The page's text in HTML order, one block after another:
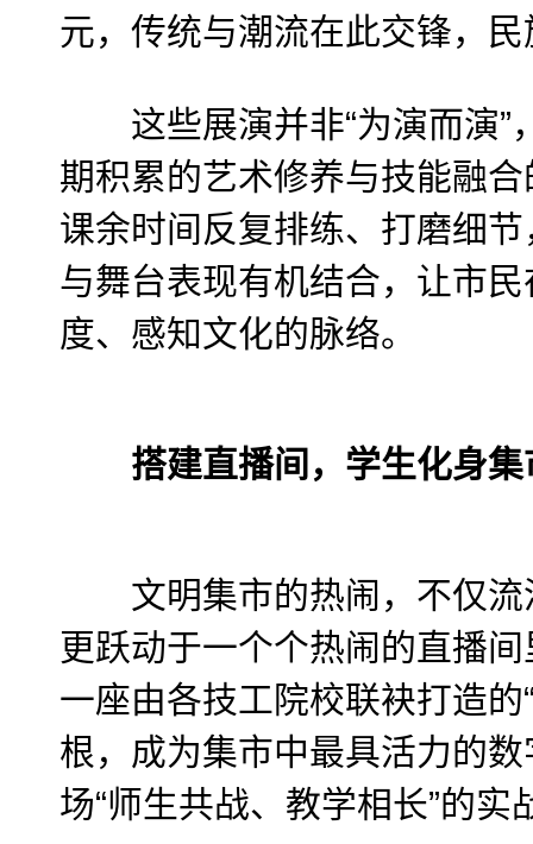
元，传统与潮流在此交锋，
这些展演并非“为演而演”
期积累的艺术修养与技能融
课余时间反复排练、打磨细
与舞台表现有机结合，让市
度、感知文化的脉络。
搭建直播间，学生化身集
文明集市的热闹，不仅流
更跃动于一个个热闹的直播
一座由各技工院校联袂打造的
根，成为集市中最具活力的
场“师生共战、教学相长”的实